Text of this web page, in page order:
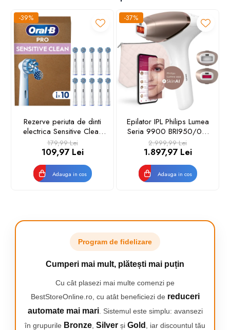
-39%
Rezerve periuta de dinti
electrica Sensitive Clean
Oral-B Pro, 10 buc
179,99 Lei
109,97 Lei
Adauga in cos
-37%
Epilator IPL Philips Lumea
Seria 9900 BRI950/01,
senzor SmartSkin,
conectare la aplicatia cu
sau fara fir, 450.000
impusuri, accesorii: fata,
2.999,99 Lei
1.897,97 Lei
Adauga in cos
Program de fidelizare
Cumperi mai mult, plătești mai puțin
Cu cât plasezi mai multe comenzi pe
BestStoreOnline.ro, cu atât beneficiezi de reduceri
automate mai mari. Sistemul este simplu: avansezi
în grupurile Bronze Silver și Gold
, iar discountul tău